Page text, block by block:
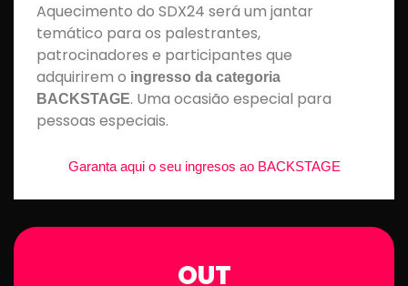
Aquecimento do SDX24 será um jantar
temático para os palestrantes,
patrocinadores e participantes que
adquirirem o ingresso da categoria
BACKSTAGE. Uma ocasião especial para
pessoas especiais.
Garanta aqui o seu ingresos ao BACKSTAGE
OUT